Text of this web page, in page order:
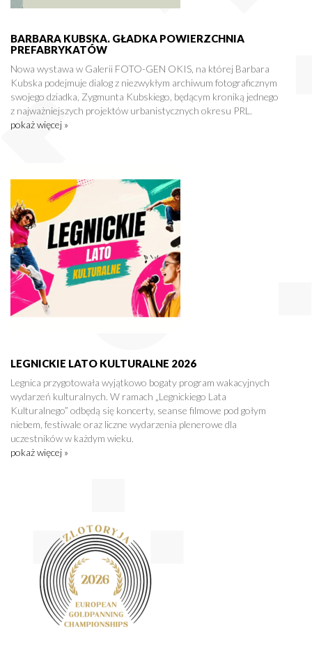
BARBARA KUBSKA. GŁADKA POWIERZCHNIA
PREFABRYKATÓW
Nowa wystawa w Galerii FOTO-GEN OKIS, na której Barbara
Kubska podejmuje dialog z niezwykłym archiwum fotograficznym
swojego dziadka, Zygmunta Kubskiego, będącym kroniką jednego
z najważniejszych projektów urbanistycznych okresu PRL.
pokaż więcej »
LEGNICKIE LATO KULTURALNE 2026
Legnica przygotowała wyjątkowo bogaty program wakacyjnych
wydarzeń kulturalnych. W ramach „Legnickiego Lata
Kulturalnego” odbędą się koncerty, seanse filmowe pod gołym
niebem, festiwale oraz liczne wydarzenia plenerowe dla
uczestników w każdym wieku.
pokaż więcej »